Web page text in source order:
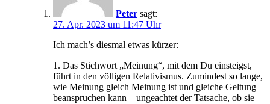
Peter sagt:
27. Apr. 2023 um 11:47 Uhr
Ich mach’s diesmal etwas kürzer:
1. Das Stichwort „Meinung“, mit dem Du einsteigst,
führt in den völligen Relativismus. Zumindest so lange,
wie Meinung gleich Meinung ist und gleiche Geltung
beanspruchen kann – ungeachtet der Tatsache, ob sie